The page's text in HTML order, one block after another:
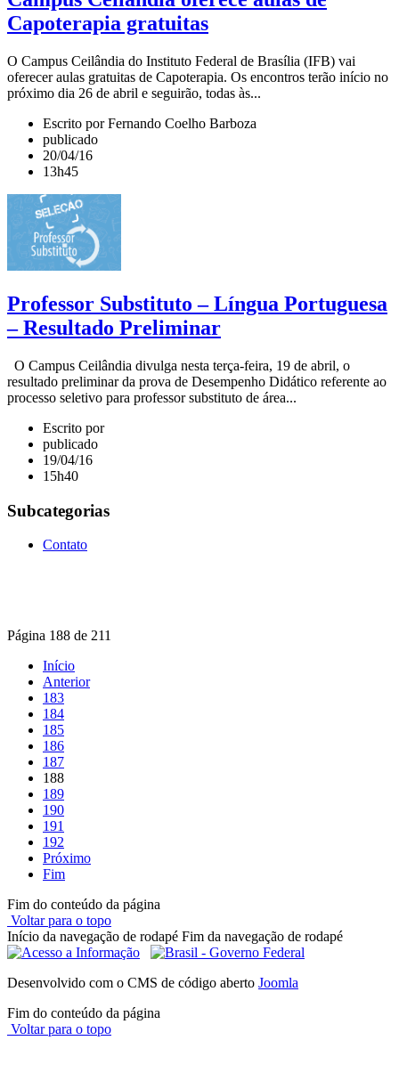
Capoterapia gratuitas
O Campus Ceilândia do Instituto Federal de Brasília (IFB) vai
oferecer aulas gratuitas de Capoterapia. Os encontros terão início no
próximo dia 26 de abril e seguirão, todas às...
Escrito por Fernando Coelho Barboza
publicado
20/04/16
13h45
Professor Substituto – Língua Portuguesa
– Resultado Preliminar
O Campus Ceilândia divulga nesta terça-feira, 19 de abril, o
resultado preliminar da prova de Desempenho Didático referente ao
processo seletivo para professor substituto de área...
Escrito por
publicado
19/04/16
15h40
Subcategorias
Contato
Página 188 de 211
Início
Anterior
183
184
185
186
187
188
189
190
191
192
Próximo
Fim
Fim do conteúdo da página
Voltar para o topo
Início da navegação de rodapé Fim da navegação de rodapé
Desenvolvido com o CMS de código aberto Joomla
Fim do conteúdo da página
Voltar para o topo